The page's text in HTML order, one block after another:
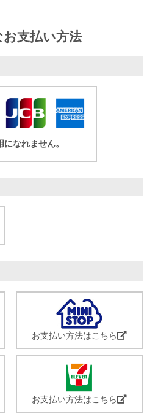
お支払い方法
なれません。
お支払い方法はこちら
お支払い方法はこちら